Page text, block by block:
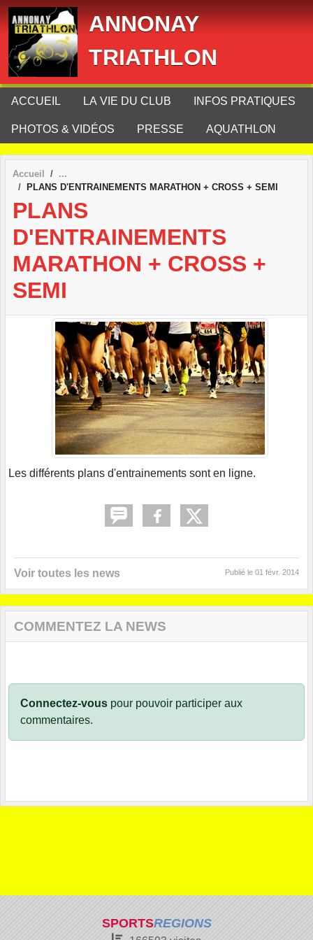
ANNONAY
TRIATHLON
ACCUEIL LA VIE DU CLUB INFOS PRATIQUES
PHOTOS & VIDÉOS PRESSE AQUATHLON
Accueil
PLANS D'ENTRAINEMENTS MARATHON + CROSS + SEMI
PLANS
D'ENTRAINEMENTS
MARATHON + CROSS +
SEMI
Les différents plans d'entrainements sont en ligne.
Voir toutes les news Publié le 01 févr. 2014
COMMENTEZ LA NEWS
Connectez-vous pour pouvoir participer aux
commentaires.
SPORTSREGIONS
Panneau de gestion des cookies